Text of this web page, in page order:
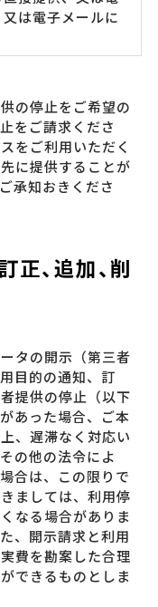
は電子メールに
の停止をご希望の
をご請求くださ
をご利用いただく
に提供することが
承知おきくださ
正、追加、削
タの開示（第三者
目的の通知、訂
提供の停止（以下
あった場合、ご本
、遅滞なく対応い
の他の法令によ
合は、この限りで
ましては、利用停
なる場合がありま
、開示請求と利用
費を勘案した合理
できるものとしま